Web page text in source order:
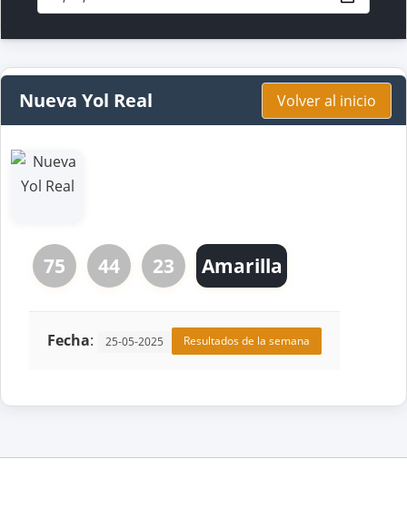
Nueva Yol Real Volver al inicio
75 44 23 Amarilla
Fecha: 25-05-2025 Resultados de la semana